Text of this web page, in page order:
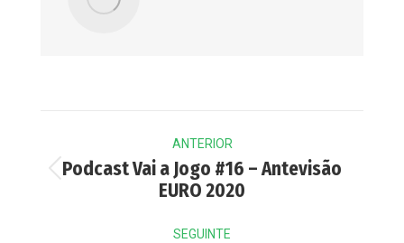
navigation
ANTERIOR
Previous
post:
Podcast Vai a Jogo #16 – Antevisão
EURO 2020
SEGUINTE